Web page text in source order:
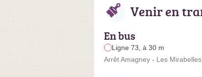
Venir en
En bus
Ligne 73, à 30 m
Arrêt Amagney - Les